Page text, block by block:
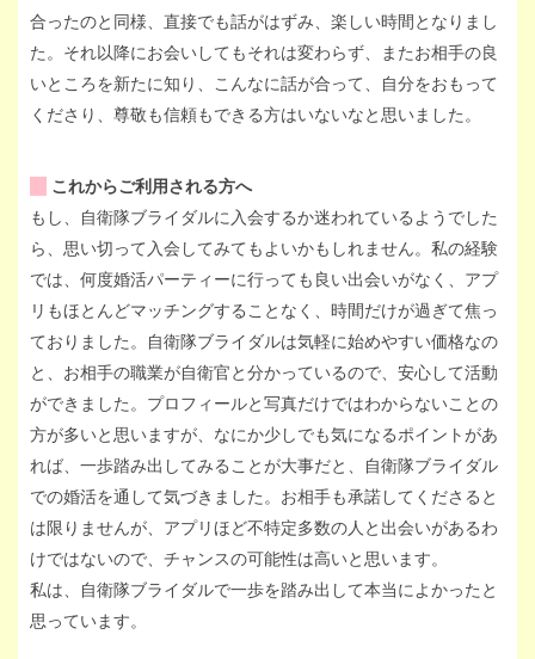
合ったのと同様、直接でも話がはずみ、楽しい時間となりまし
た。それ以降にお会いしてもそれは変わらず、またお相手の良
いところを新たに知り、こんなに話が合って、自分をおもって
くださり、尊敬も信頼もできる方はいないなと思いました。
これからご利用される方へ
もし、自衛隊ブライダルに入会するか迷われているようでした
ら、思い切って入会してみてもよいかもしれません。私の経験
では、何度婚活パーティーに行っても良い出会いがなく、アプ
リもほとんどマッチングすることなく、時間だけが過ぎて焦っ
ておりました。自衛隊ブライダルは気軽に始めやすい価格なの
と、お相手の職業が自衛官と分かっているので、安心して活動
ができました。プロフィールと写真だけではわからないことの
方が多いと思いますが、なにか少しでも気になるポイントがあ
れば、一歩踏み出してみることが大事だと、自衛隊ブライダル
での婚活を通して気づきました。お相手も承諾してくださると
は限りませんが、アプリほど不特定多数の人と出会いがあるわ
けではないので、チャンスの可能性は高いと思います。
私は、自衛隊ブライダルで一歩を踏み出して本当によかったと
思っています。